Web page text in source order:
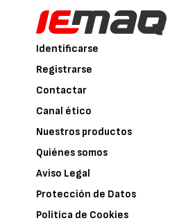
Identificarse
Registrarse
Contactar
Canal ético
Nuestros productos
Quiénes somos
Aviso Legal
Protección de Datos
Política de Cookies